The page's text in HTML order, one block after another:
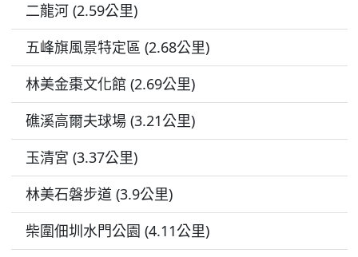
二龍河 (2.59公里)
五峰旗風景特定區 (2.68公里)
林美金棗文化館 (2.69公里)
礁溪高爾夫球場 (3.21公里)
玉清宮 (3.37公里)
林美石磐步道 (3.9公里)
柴圍佃圳水門公園 (4.11公里)